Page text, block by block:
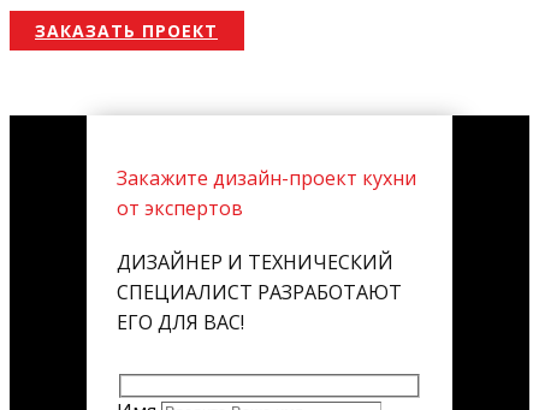
ЗАКАЗАТЬ ПРОЕКТ
Закажите дизайн-проект кухни
от экспертов
ДИЗАЙНЕР И ТЕХНИЧЕСКИЙ
СПЕЦИАЛИСТ РАЗРАБОТАЮТ
ЕГО ДЛЯ ВАС!